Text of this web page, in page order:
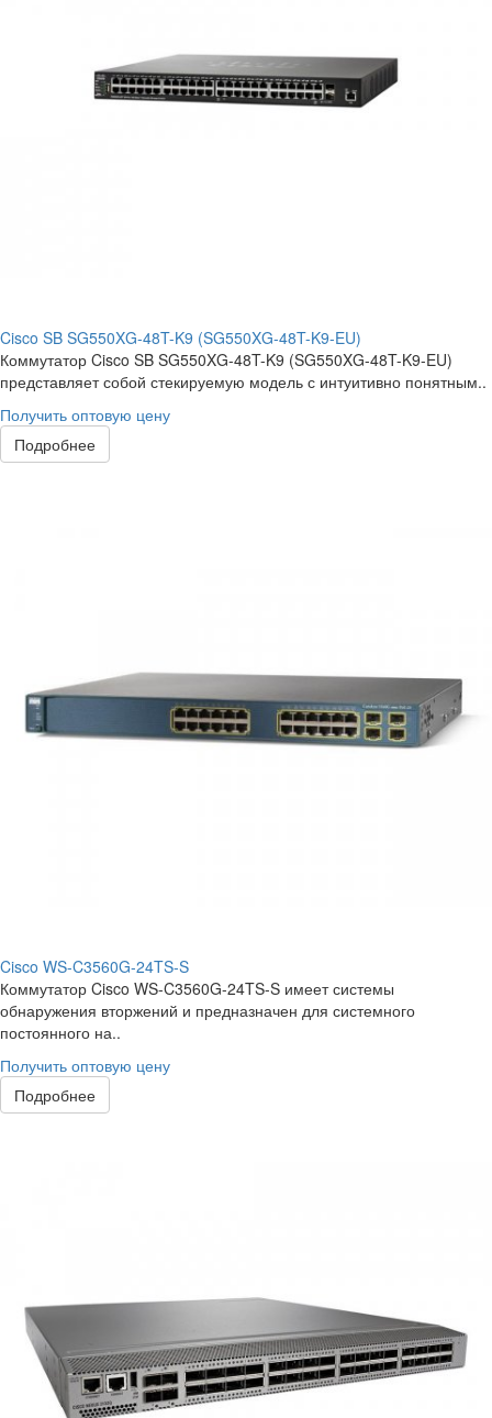
Cisco SB SG550XG-48T-K9 (SG550XG-48T-K9-EU)
Коммутатор Cisco SB SG550XG-48T-K9 (SG550XG-48T-K9-EU)
представляет собой стекируемую модель с интуитивно понятным..
Получить оптовую цену
Подробнее
Cisco WS-C3560G-24TS-S
Коммутатор Cisco WS-C3560G-24TS-S имеет системы
обнаружения вторжений и предназначен для системного
постоянного на..
Получить оптовую цену
Подробнее